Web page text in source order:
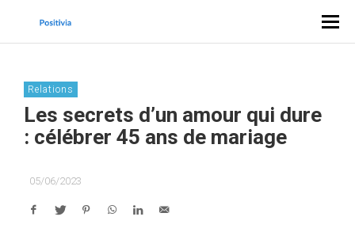
Relations
Les secrets d’un amour qui dure
: célébrer 45 ans de mariage
05/06/2023